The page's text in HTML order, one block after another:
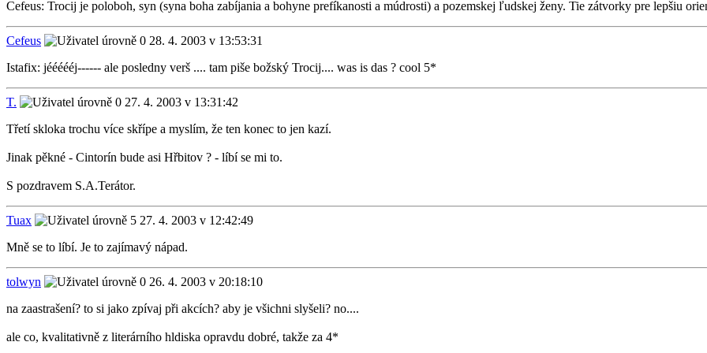
Cefeus: Trocij je poloboh, syn (syna boha zabíjania a bohyne prefíkanosti a múdrosti) a pozemskej ľudskej ženy. Tie zátvorky pre lepšiu
Cefeus
28. 4. 2003 v 13:53:31
Istafix: jéééééj------ ale posledny verš .... tam piše božský Trocij.... was is das ? cool 5*
T.
27. 4. 2003 v 13:31:42
Třetí skloka trochu více skřípe a myslím, že ten konec to jen kazí.
Jinak pěkné - Cintorín bude asi Hřbitov ? - líbí se mi to.
S pozdravem S.A.Terátor.
Tuax
27. 4. 2003 v 12:42:49
Mně se to líbí. Je to zajímavý nápad.
tolwyn
26. 4. 2003 v 20:18:10
na zaastrašení? to si jako zpívaj při akcích? aby je všichni slyšeli? no....
ale co, kvalitativně z literárního hldiska opravdu dobré, takže za 4*